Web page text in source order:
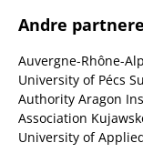
Andre partnere
Auvergne-Rhône-
University of Pécs
Authority Aragon
Association
University of